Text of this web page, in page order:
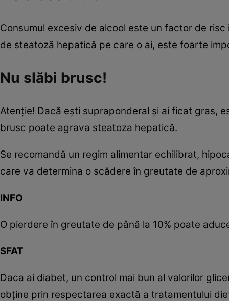
Consumul excesiv de alcool este un factor de
de steatoză hepatică pe care o ai, este foarte
Nu slăbi brusc!
Atenţie! Dacă eşti supraponderal şi ai ficat gras,
brusc poate agrava steatoza hepatică.
Se recomandă un regim alimentar echilibrat,
care va determina o scădere în greutate de
INFO
O pierdere în greutate de până la 10% poate
SFAT
Daca ai diabet, un control mai bun al valorilor
obţine prin respectarea exactă a tratamentului